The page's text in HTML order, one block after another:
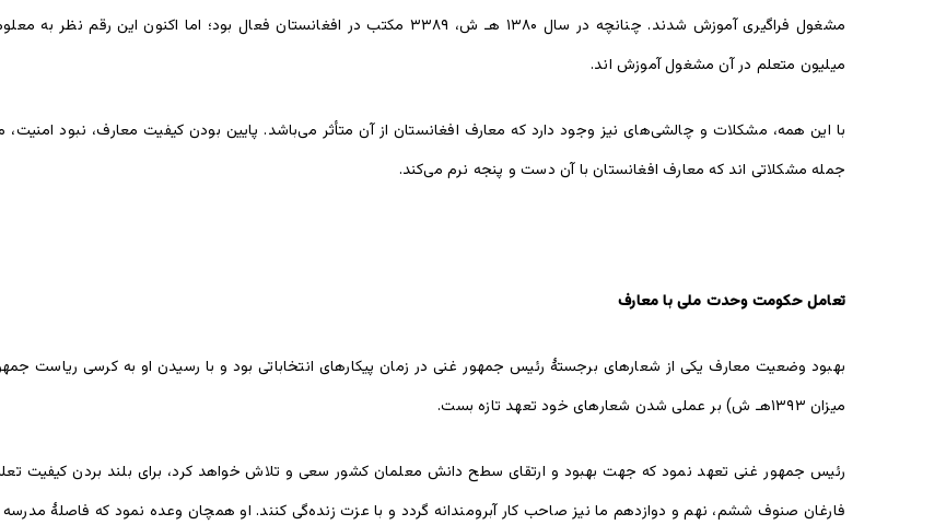
میلیون متعلم در آن مشغول آموزش اند.
با این همه، مشکلات و چالشی‌های نیز وجود دارد که معارف افغانستان از آن متأثر می‌باشد. پایین بودن کیفیت معارف، نبود
جمله مشکلاتی اند که معارف افغانستان با آن دست و پنجه نرم می‌کند.
تعاملحکومت وحدت ملی با معارف
میزان ۱۳۹۳هـ ش) بر عملی شدن شعارهای خود تعهد تازه بست.
رئیس جمهور غنی تعهد نمود که جهت بهبود و ارتقای سطح دانش معلمان کشور سعی و تلاش خواهد کرد، برای بلند بردن کیفیت
فارغان صنوف ششم، نهم و دوازدهم ما نیز صاحب کار آبرومندانه گردد و با عزت زنده‌گی کنند. او همچان وعده نمود که فاصلۀ